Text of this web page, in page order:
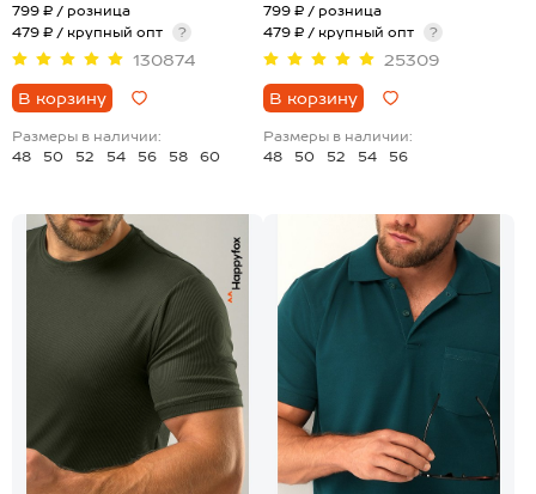
799 ₽ / розница
479 ₽ / крупный опт
?
130874
В корзину
Размеры в наличии:
48
50 52 54 56 58 60
799 ₽ / розница
479 ₽ / крупный опт
?
25309
В корзину
Размеры в наличии:
48
50 52 54 56